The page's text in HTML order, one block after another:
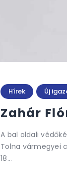
Hírek Új
Zahár
A bal oldali
Tolna vármegyei
18…